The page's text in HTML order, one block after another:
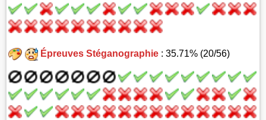
Épreuves Stéganographie: 35.71% (20/56)